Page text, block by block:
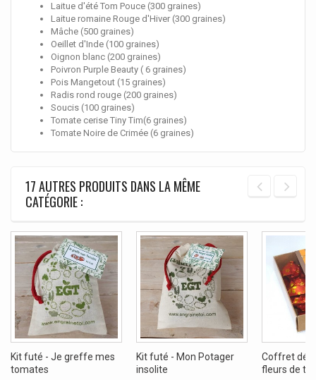
Laitue d'été Tom Pouce (300 graines)
Laitue romaine Rouge d'Hiver (300 graines)
Mâche (500 graines)
Oeillet d'Inde (100 graines)
Oignon blanc (200 graines)
Poivron Purple Beauty ( 6 graines)
Pois Mangetout (15 graines)
Radis rond rouge (200 graines)
Soucis (100 graines)
Tomate cerise Tiny Tim(6 graines)
Tomate Noire de Crimée (6 graines)
17 AUTRES PRODUITS DANS LA MÊME
CATÉGORIE :
Kit futé - Je greffe mes
tomates
Kit futé - Mon Potager
insolite
Coffret
fleurs de